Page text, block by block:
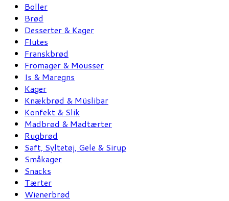
Boller
Brød
Desserter & Kager
Flutes
Franskbrød
Fromager & Mousser
Is & Maregns
Kager
Knækbrød & Müslibar
Konfekt & Slik
Madbrød & Madtærter
Rugbrød
Saft, Syltetøj, Gele & Sirup
Småkager
Snacks
Tærter
Wienerbrød